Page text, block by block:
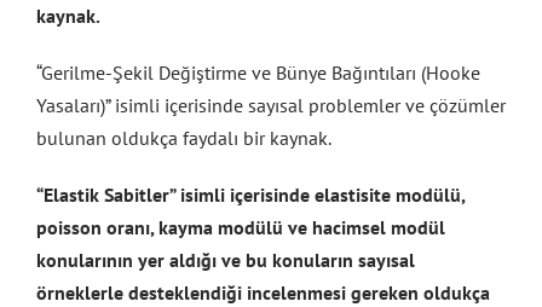
kaynak.
“Gerilme-Şekil Değiştirme ve Bünye Bağıntıları (Hooke
Yasaları)” isimli içerisinde sayısal problemler ve çözümler
bulunan oldukça faydalı bir kaynak.
“Elastik Sabitler” isimli içerisinde elastisite modülü,
poisson oranı, kayma modülü ve hacimsel modül
konularının yer aldığı ve bu konuların sayısal
örneklerle desteklendiği incelenmesi gereken oldukça